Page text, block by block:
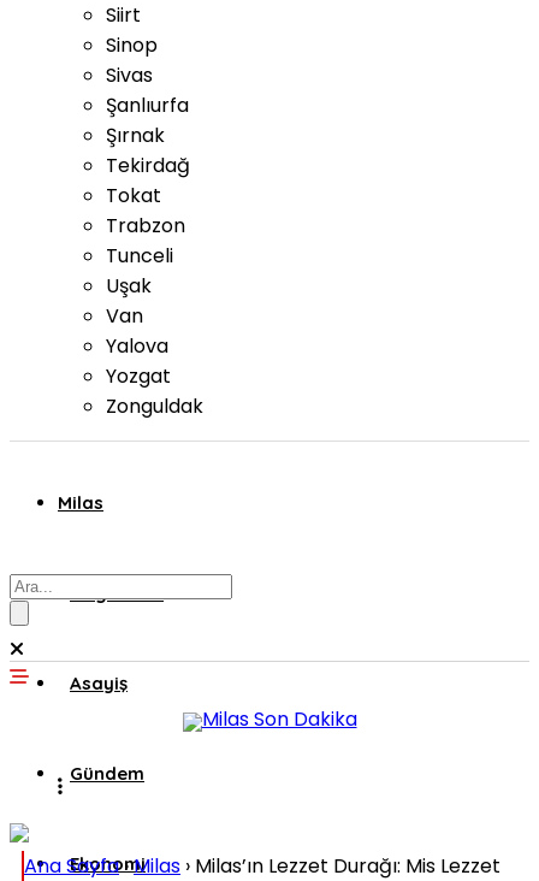
Siirt
Sinop
Sivas
Şanlıurfa
Şırnak
Tekirdağ
Tokat
Trabzon
Tunceli
Uşak
Van
Yalova
Yozgat
Zonguldak
Milas
Muğla’dan
Asayiş
Gündem
Ekonomi
Ana Sayfa›Milas › Milas’ın Lezzet Durağı: Mis Lezzet